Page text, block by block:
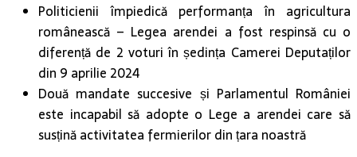
Politicienii împiedică performanța în agricultura
românească – Legea arendei a fost respinsă cu o
diferență de 2 voturi în ședința Camerei Deputaților
din 9 aprilie 2024
Două mandate succesive și Parlamentul României
este incapabil să adopte o Lege a arendei care să
susțină activitatea fermierilor din țara noastră